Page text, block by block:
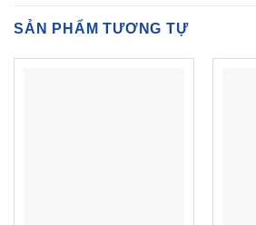
SẢN PHẨM TƯƠNG TỰ